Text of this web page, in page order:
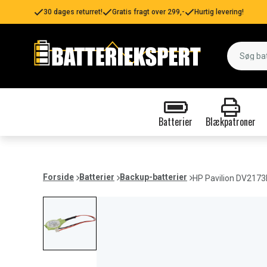
30 dages returret! Gratis fragt over 299,- Hurtig levering!
Batterier Blækpatroner
Forside Batterier Backup-batterier HP Pavilion